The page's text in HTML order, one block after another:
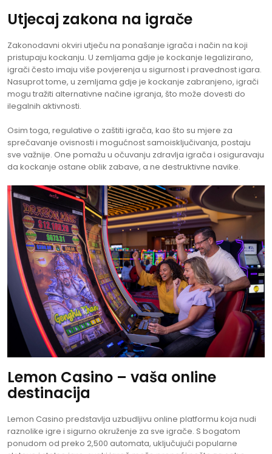
Utjecaj zakona na igrače
Zakonodavni okviri utječu na ponašanje igrača i način na koji
pristupaju kockanju. U zemljama gdje je kockanje legalizirano,
igrači često imaju više povjerenja u sigurnost i pravednost igara.
Nasuprot tome, u zemljama gdje je kockanje zabranjeno, igrači
mogu tražiti alternativne načine igranja, što može dovesti do
ilegalnih aktivnosti.
Osim toga, regulative o zaštiti igrača, kao što su mjere za
sprečavanje ovisnosti i mogućnost samoisključivanja, postaju
sve važnije. One pomažu u očuvanju zdravlja igrača i osiguravaju
da kockanje ostane oblik zabave, a ne destruktivne navike.
Lemon Casino – vaša online
destinacija
Lemon Casino predstavlja uzbudljivu online platformu koja nudi
raznolike igre i sigurno okruženje za sve igrače. S bogatom
ponudom od preko 2,500 automata, uključujući popularne